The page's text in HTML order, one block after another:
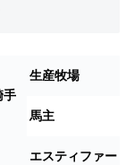
手
生産牧場
馬主
エスティファー